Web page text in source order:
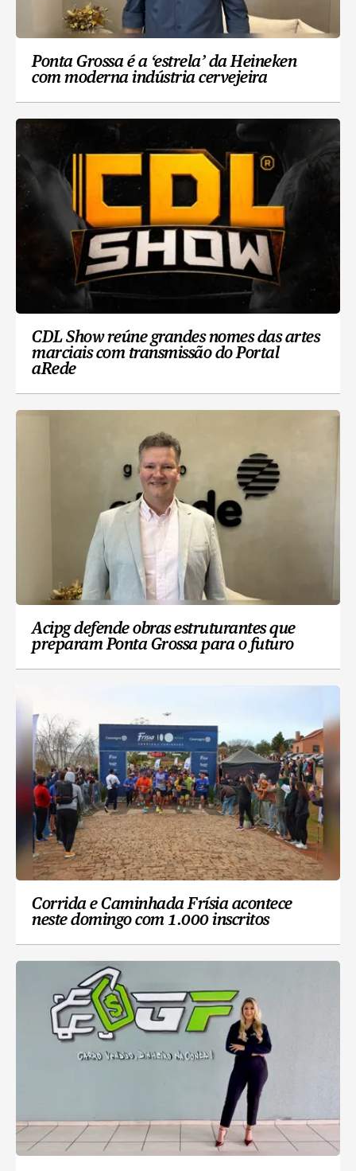
Ponta Grossa é a ‘estrela’ da Heineken
com moderna indústria cervejeira
CDL Show reúne grandes nomes das artes
marciais com transmissão do Portal
aRede
Acipg defende obras estruturantes que
preparam Ponta Grossa para o futuro
Corrida e Caminhada Frísia acontece
neste domingo com 1.000 inscritos